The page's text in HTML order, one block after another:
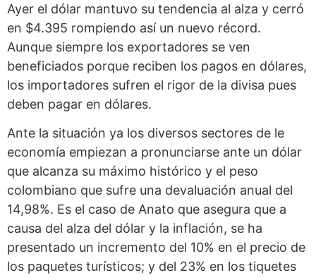
Ayer el dólar mantuvo su tendencia al alza y cerró
en $4.395 rompiendo así un nuevo récord.
Aunque siempre los exportadores se ven
beneficiados porque reciben los pagos en dólares,
los importadores sufren el rigor de la divisa pues
deben pagar en dólares.
Ante la situación ya los diversos sectores de le
economía empiezan a pronunciarse ante un dólar
que alcanza su máximo histórico y el peso
colombiano que sufre una devaluación anual del
14,98%. Es el caso de Anato que asegura que a
causa del alza del dólar y la inflación, se ha
presentado un incremento del 10% en el precio de
los paquetes turísticos; y del 23% en los tiquetes